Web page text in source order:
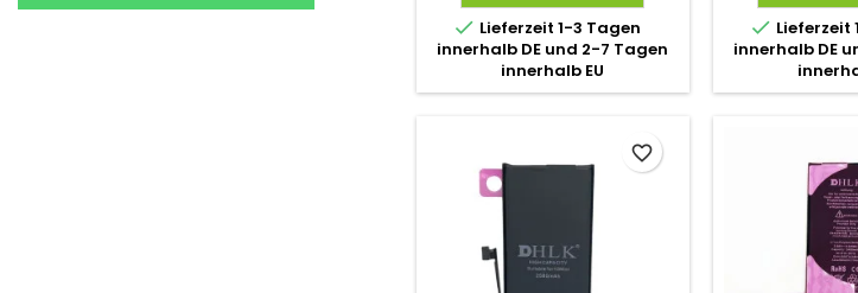
 Lieferzeit 1-3 Tagen
innerhalb DE und 2-7 Tagen
innerhalb EU
 Lieferzeit
innerhalb DE
favorite_border